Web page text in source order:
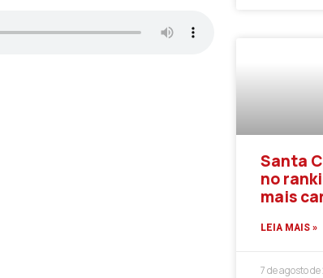
Santa
no
mais
LEIA MAIS »
7 de agosto